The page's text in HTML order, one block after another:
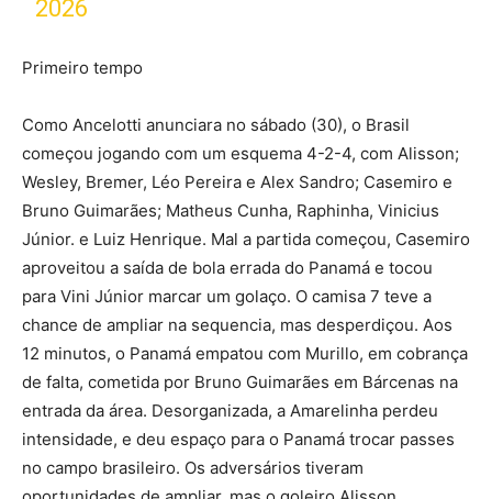
2026
Primeiro tempo
Como Ancelotti anunciara no sábado (30), o Brasil
começou jogando com um esquema 4-2-4, com Alisson;
Wesley, Bremer, Léo Pereira e Alex Sandro; Casemiro e
Bruno Guimarães; Matheus Cunha, Raphinha, Vinicius
Júnior. e Luiz Henrique. Mal a partida começou, Casemiro
aproveitou a saída de bola errada do Panamá e tocou
para Vini Júnior marcar um golaço. O camisa 7 teve a
chance de ampliar na sequencia, mas desperdiçou. Aos
12 minutos, o Panamá empatou com Murillo, em cobrança
de falta, cometida por Bruno Guimarães em Bárcenas na
entrada da área. Desorganizada, a Amarelinha perdeu
intensidade, e deu espaço para o Panamá trocar passes
no campo brasileiro. Os adversários tiveram